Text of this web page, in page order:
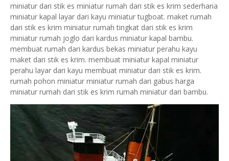
miniatur dari stik es miniatur rumah dari stik es krim sederhana
miniatur kapal layar dari kayu miniatur tugboat. maket rumah
dari stik es krim miniatur rumah tingkat dari stik es krim
miniatur rumah joglo dari kardus miniatur kapal bambu.
membuat rumah dari kardus bekas miniatur perahu kayu
maket dari stik es krim. membuat miniatur kapal miniatur
perahu layar dari kayu membuat miniatur dari stik es krim.
rumah pohon miniatur miniatur rumah dari gabus harga
miniatur rumah dari stik es krim rumah miniatur dari bambu.